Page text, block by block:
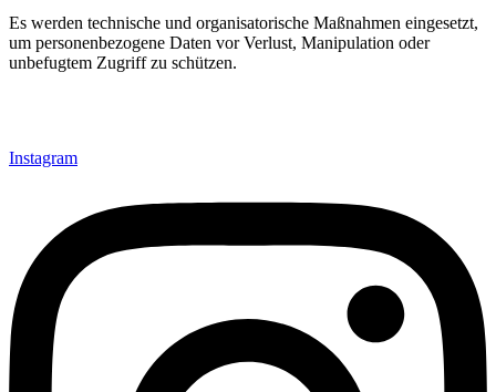
Es werden technische und organisatorische Maßnahmen eingesetzt,
um personenbezogene Daten vor Verlust, Manipulation oder
unbefugtem Zugriff zu schützen.
Instagram